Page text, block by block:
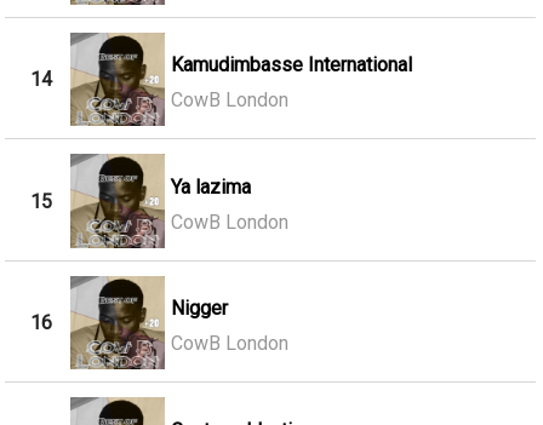
14
Kamudimbasse International
CowB London
15
Ya lazima
CowB London
16
Nigger
CowB London